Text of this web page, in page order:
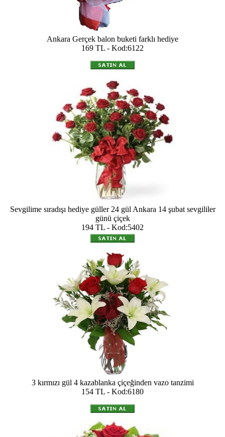
Ankara Gerçek balon buketi farklı hediye
169 TL - Kod:6122
Sevgilime sıradışı hediye güller 24 gül Ankara 14 şubat sevgililer
günü çiçek
194 TL - Kod:5402
3 kırmızı gül 4 kazablanka çiçeğinden vazo tanzimi
154 TL - Kod:6180